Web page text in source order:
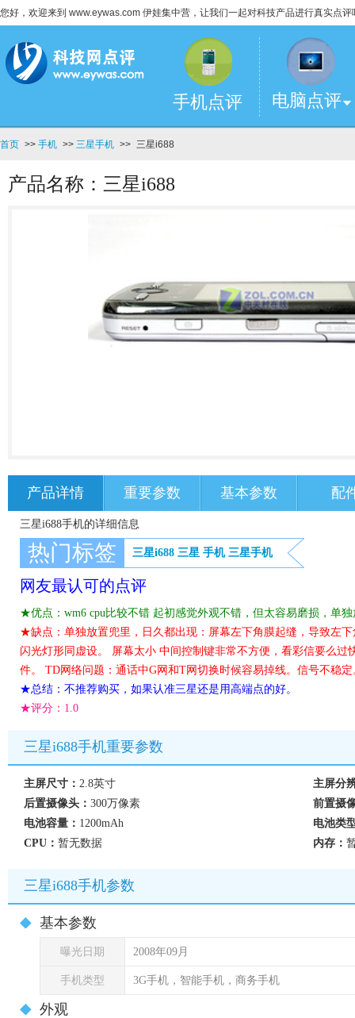
您好，欢迎来到 www.eywas.com 伊娃集中营，让我们一起对科技产品进行真实点评
手机点评 电脑点评
首页 >> 手机 >> 三星手机 >> 三星i688
产品名称：三星i688
产品详情 重要参数 基本参数 配
三星i688手机的详细信息
热门标签 三星i688 三星 手机 三星手机
网友最认可的点评
★优点：wm6 cpu比较不错 起初感觉外观不错，但太容易磨损，单
★缺点：单独放置兜里，日久都出现：屏幕左下角膜起缝，导致左
闪光灯形同虚设。 屏幕太小 中间控制键非常不方便，看彩信要么
件。 TD网络问题：通话中G网和T网切换时候容易掉线。信号不稳
★总结：不推荐购买，如果认准三星还是用高端点的好。
★评分： 1.0
三星i688手机重要参数
主屏尺寸： 2.8英寸
主屏分
后置摄像头： 300万像素
前置摄
电池容量： 1200mAh
电池类
CPU： 暂无数据 内存：
三星i688手机参数
基本参数
曝光日期 2008年09月
手机类型 3G手机，智能手机，商务手机
外观